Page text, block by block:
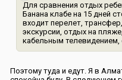
Для сравнения отдых
Банана клабе на 15 дней
входит перелет,
экскурсии, отдых на
кабельным
Поэтому туда и едут. Я в